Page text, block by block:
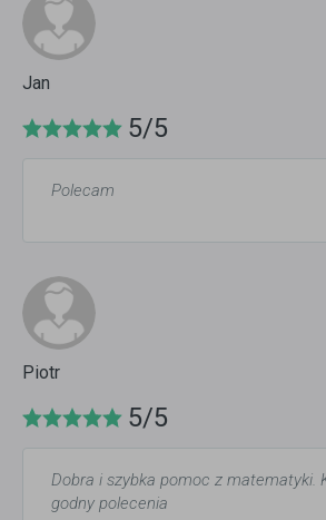
Jan
5/5
Polecam
Piotr
5/5
Dobra i szybka pomoc z matematyki.
godny polecenia